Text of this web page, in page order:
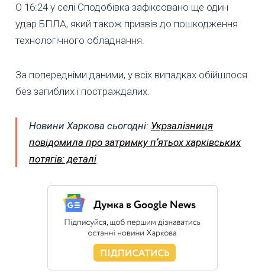
О 16:24 у селі Сподобівка зафіксовано ще один
удар БПЛА, який також призвів до пошкодження
технологічного обладнання.
За попередніми даними, у всіх випадках обійшлося
без загиблих і постраждалих.
Новини Харкова сьогодні: Укрзалізниця
повідомила про затримку пʼятьох харківських
потягів: деталі